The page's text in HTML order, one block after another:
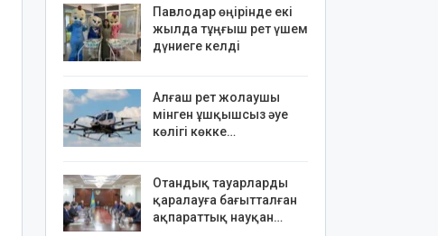
Павлодар өңірінде екі
жылда тұңғыш рет үшем
дүниеге келді
Алғаш рет жолаушы
мінген ұшқышсыз әуе
көлігі көкке…
Отандық тауарларды
қаралауға бағытталған
ақпараттық науқан…